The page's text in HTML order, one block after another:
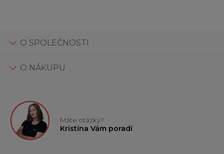
O SPOLEČNOSTI
O NÁKUPU
Máte otázky?
Kristína Vám poradí